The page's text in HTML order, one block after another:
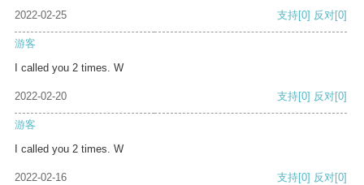
2022-02-25 支持[0] 反对[0]
游客
I called you 2 times. W
2022-02-20 支持[0] 反对[0]
游客
I called you 2 times. W
2022-02-16 支持[0] 反对[0]